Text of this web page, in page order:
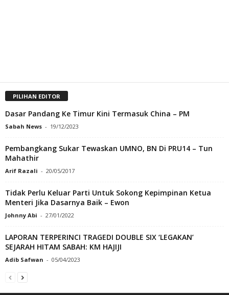
PILIHAN EDITOR
Dasar Pandang Ke Timur Kini Termasuk China – PM
Sabah News - 19/12/2023
Pembangkang Sukar Tewaskan UMNO, BN Di PRU14 – Tun
Mahathir
Arif Razali - 20/05/2017
Tidak Perlu Keluar Parti Untuk Sokong Kepimpinan Ketua
Menteri Jika Dasarnya Baik – Ewon
Johnny Abi - 27/01/2022
LAPORAN TERPERINCI TRAGEDI DOUBLE SIX ‘LEGAKAN’
SEJARAH HITAM SABAH: KM HAJIJI
Adib Safwan - 05/04/2023